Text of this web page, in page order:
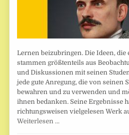
Lernen beizubringen. Die Ideen, die
stammen größtenteils aus
und Diskussionen mit seinen
jede gute Anregung, die von seinen
bewahren und zu verwenden und
ihnen bedanken. Seine Ergebnisse
richtungsweisen vielgelesen Werk
Weiterlesen …